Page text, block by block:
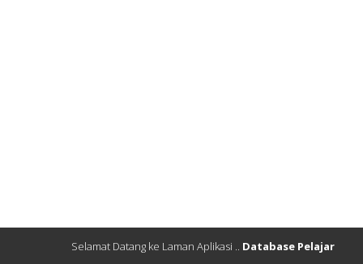
Selamat Datang ke Laman Aplikasi .. Database Pelajar